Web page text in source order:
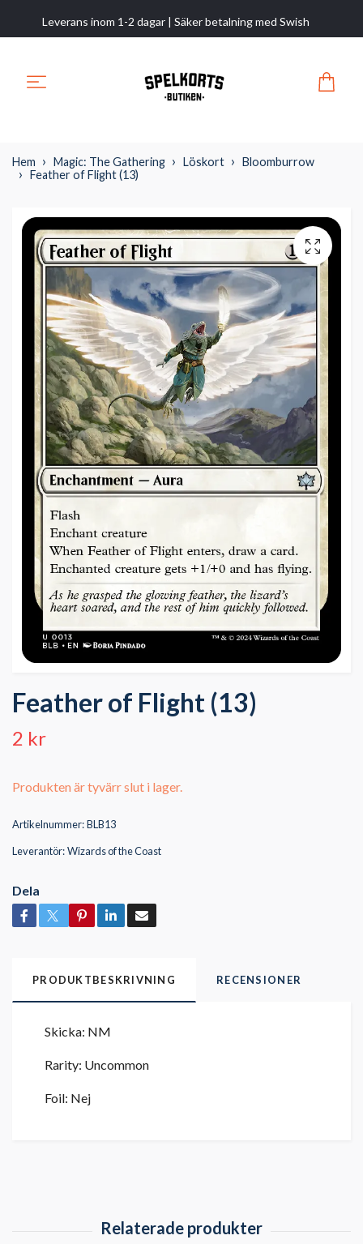
Leverans inom 1-2 dagar | Säker betalning med Swish
Hem Magic: The Gathering Löskort
Bloomburrow
Feather of Flight (13)
Feather of Flight (13)
2 kr
Produkten är tyvärr slut i lager.
Artikelnummer:BLB13
Leverantör:Wizards of the Coast
Dela
PRODUKTBESKRIVNING RECENSIONER
Skicka: NM
Rarity: Uncommon
Foil: Nej